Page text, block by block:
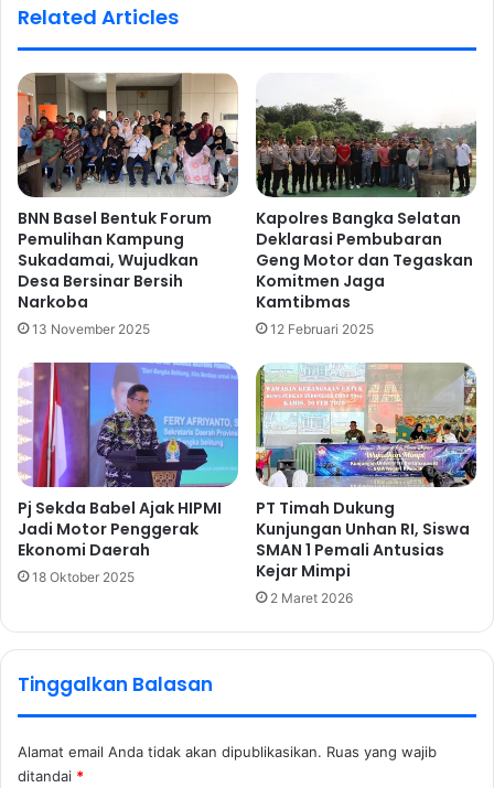
Related Articles
BNN Basel Bentuk Forum
Pemulihan Kampung
Sukadamai, Wujudkan
Desa Bersinar Bersih
Narkoba
13 November 2025
Kapolres Bangka Selatan
Deklarasi Pembubaran
Geng Motor dan Tegaskan
Komitmen Jaga
Kamtibmas
12 Februari 2025
Pj Sekda Babel Ajak HIPMI
Jadi Motor Penggerak
Ekonomi Daerah
18 Oktober 2025
PT Timah Dukung
Kunjungan Unhan RI, Siswa
SMAN 1 Pemali Antusias
Kejar Mimpi
2 Maret 2026
Tinggalkan Balasan
Alamat email Anda tidak akan dipublikasikan. Ruas yang wajib
ditandai *